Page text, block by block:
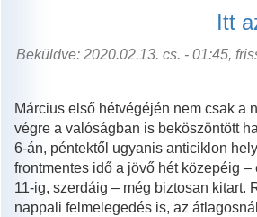
Itt
Beküldve: 2020.02.13. cs. - 01:45,
Március első hétvégéjén nem csak a
végre a valóságban is beköszöntött
6-án, péntektől ugyanis anticiklon
frontmentes idő a jövő hét közepéig –
11-ig, szerdáig – még biztosan kitart.
nappali felmelegedés is, az